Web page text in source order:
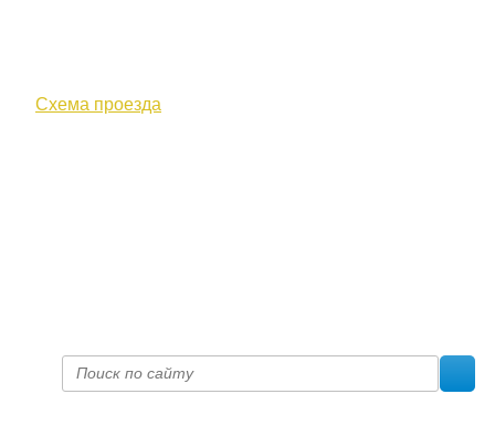
Схема проезда